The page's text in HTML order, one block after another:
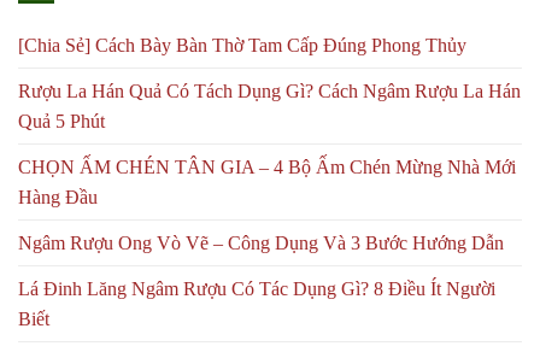
[Chia Sẻ] Cách Bày Bàn Thờ Tam Cấp Đúng Phong Thủy
Rượu La Hán Quả Có Tách Dụng Gì? Cách Ngâm Rượu La Hán
Quả 5 Phút
CHỌN ẤM CHÉN TÂN GIA – 4 Bộ Ấm Chén Mừng Nhà Mới
Hàng Đầu
Ngâm Rượu Ong Vò Vẽ – Công Dụng Và 3 Bước Hướng Dẫn
Lá Đinh Lăng Ngâm Rượu Có Tác Dụng Gì? 8 Điều Ít Người
Biết